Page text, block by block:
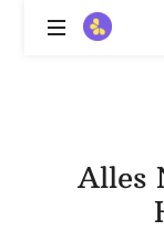
mit
Alles